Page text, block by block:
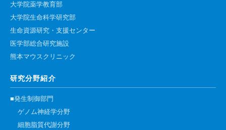
大学院薬学教育部
大学院生命科学研究部
生命資源研究・支援センター
医学部総合研究施設
熊本マウスクリニック
研究分野紹介
■発生制御部門
ゲノム神経学分野
細胞脂質代謝分野